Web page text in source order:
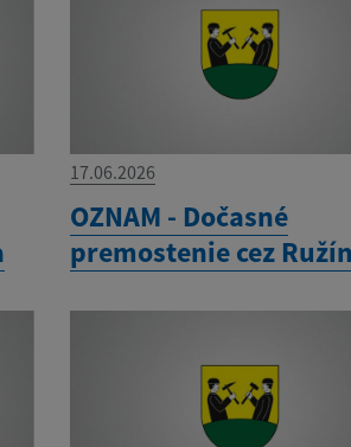
17.06.2026
OZNAM - Dočasné
premostenie cez Ružín